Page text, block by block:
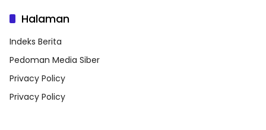
Halaman
Indeks Berita
Pedoman Media Siber
Privacy Policy
Privacy Policy